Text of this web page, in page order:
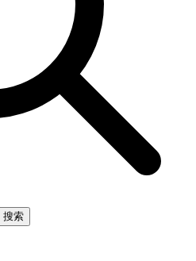
搜索